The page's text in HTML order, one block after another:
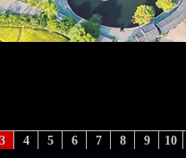
10
9
8
7
6
5
4
3